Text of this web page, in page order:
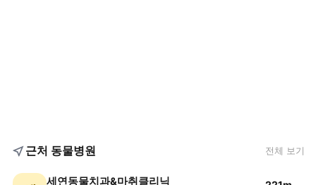
근처 동물병원 전체 보기
세연동물치과&마취클리닉